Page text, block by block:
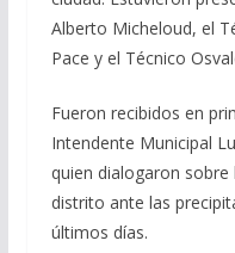
Alberto Micheloud, el
Pace y el Técnico
Fueron recibidos en
Intendente Municipal
quien dialogaron
distrito ante las
últimos días.